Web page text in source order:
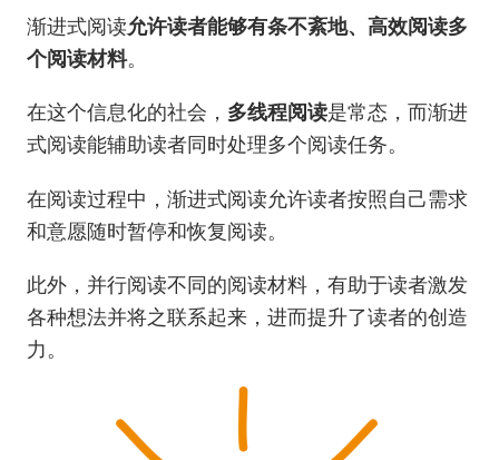
渐进式阅读允许读者能够有条不紊地、高效阅读多
个阅读材料。
在这个信息化的社会， 多线程阅读是常态，而渐进
式阅读能辅助读者同时处理多个阅读任务。
在阅读过程中，渐进式阅读允许读者按照自己需求
和意愿随时暂停和恢复阅读。
此外，并行阅读不同的阅读材料，有助于读者激发
各种想法并将之联系起来，进而提升了读者的创造
力。